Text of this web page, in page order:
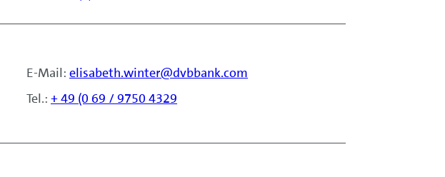
E-Mail: elisabeth.winter@dvbbank.com
Tel.: + 49 (0 69 / 9750 4329